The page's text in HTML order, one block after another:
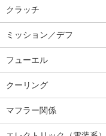
クラッチ
ミッション／デフ
フューエル
クーリング
マフラー関係